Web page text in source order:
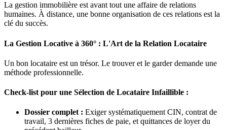
La gestion immobilière est avant tout une affaire de relations
humaines. À distance, une bonne organisation de ces relations est la
clé du succès.
La Gestion Locative à 360° : L'Art de la Relation Locataire
Un bon locataire est un trésor. Le trouver et le garder demande une
méthode professionnelle.
Check-list pour une Sélection de Locataire Infaillible :
Dossier complet : Exiger systématiquement CIN, contrat de
travail, 3 dernières fiches de paie, et quittances de loyer du